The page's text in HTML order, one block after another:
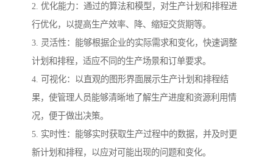
2. 优化能力：通过的算法和模型，对生产计划和排程进
行优化，以提高生产效率、降、缩短交货期等。
3. 灵活性：能够根据企业的实际需求和变化，快速调整
计划和排程，适应不同的生产场景和订单要求。
4. 可视化：以直观的图形界面展示生产计划和排程结
果，使管理人员能够清晰地了解生产进度和资源利用情
况，便于做出决策。
5. 实时性：能够实时获取生产过程中的数据，并及时更
新计划和排程，以应对可能出现的问题和变化。